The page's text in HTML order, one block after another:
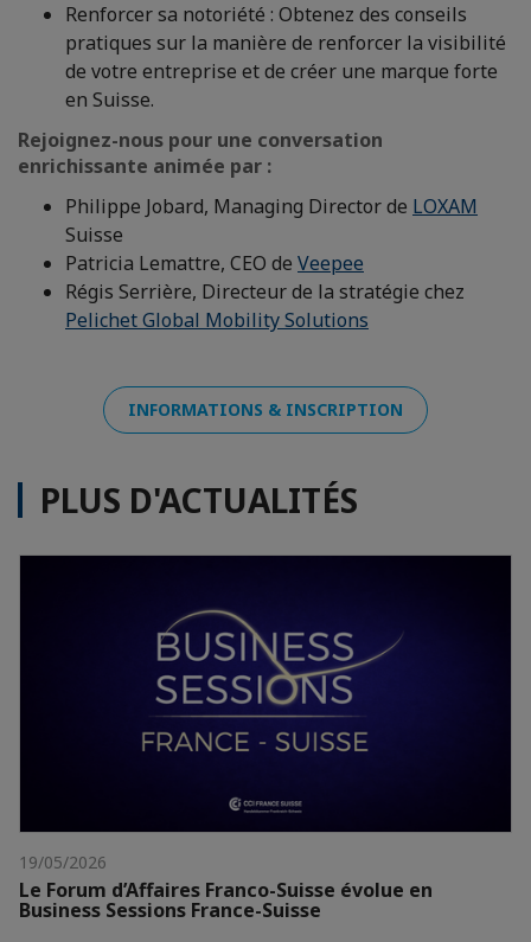
Renforcer sa notoriété : Obtenez des conseils
pratiques sur la manière de renforcer la visibilité
de votre entreprise et de créer une marque forte
en Suisse.
Rejoignez-nous pour une conversation
enrichissante animée par :
Philippe Jobard, Managing Director de LOXAM
Suisse
Patricia Lemattre, CEO de Veepee
Régis Serrière, Directeur de la stratégie chez
Pelichet Global Mobility Solutions
INFORMATIONS & INSCRIPTION
PLUS D'ACTUALITÉS
19/05/2026
Le Forum d’Affaires Franco-Suisse évolue en
Business Sessions France-Suisse